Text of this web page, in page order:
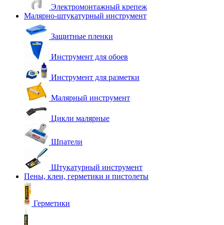
Электромонтажный крепеж
Малярно-штукатурный инструмент
Защитные пленки
Инструмент для обоев
Инструмент для разметки
Малярный инструмент
Цикли малярные
Шпатели
Штукатурный инструмент
Пены, клеи, герметики и пистолеты
Герметики